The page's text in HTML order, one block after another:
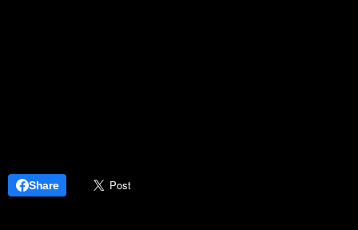
Share